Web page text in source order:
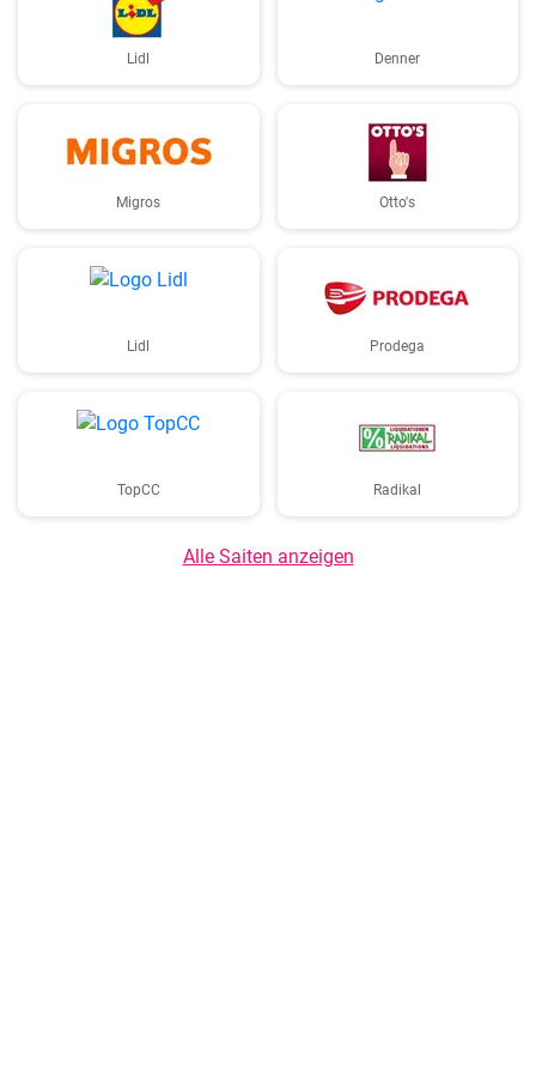
Lidl Denner
Migros Otto's
Lidl Prodega
TopCC Radikal
Alle Saiten anzeigen